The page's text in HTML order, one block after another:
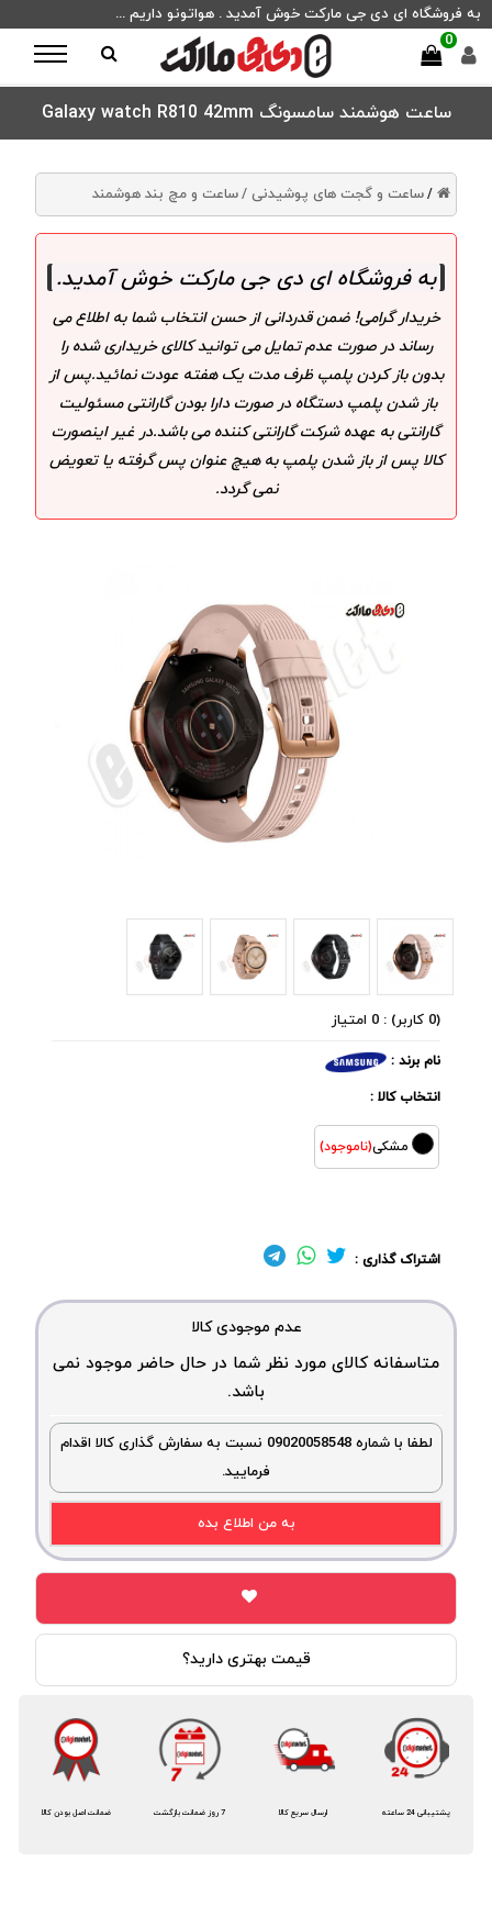
به فروشگاه ای دی جی مارکت خوش آمدید . هواتونو داریم ...
0
ساعت هوشمند سامسونگ Galaxy watch R810 42mm
/ساعت و گجت های پوشیدنی /ساعت و مچ بند هوشمند
به فروشگاه ای دی جی مارکت خوش آمدید.
خریدار گرامی! ضمن قدردانی از حسن انتخاب شما به اطلاع می
رساند در صورت عدم تمایل می توانید کالای خریداری شده را
بدون باز کردن پلمپ ظرف مدت یک هفته عودت نمائید.پس از
باز شدن پلمپ دستگاه در صورت دارا بودن گارانتی مسئولیت
گارانتی به عهده شرکت گارانتی کننده می باشد.در غیر اینصورت
کالا پس از باز شدن پلمپ به هیچ عنوان پس گرفته یا تعویض
نمی گردد.
(0 کاربر) : 0 امتیاز
نام برند :
انتخاب کالا :
مشکی(ناموجود)
اشتراک گذاری :
عدم موجودی کالا
متاسفانه کالای مورد نظر شما در حال حاضر موجود نمی
باشد.
لطفا با شماره 09020058548 نسبت به سفارش گذاری کالا اقدام
فرمایید.
به من اطلاع بده
قیمت بهتری دارید؟
ضمانت اصل بودن کالا 7 روز ضمانت بازگشت ارسال سریع کالا پشتیبانی 24 ساعته